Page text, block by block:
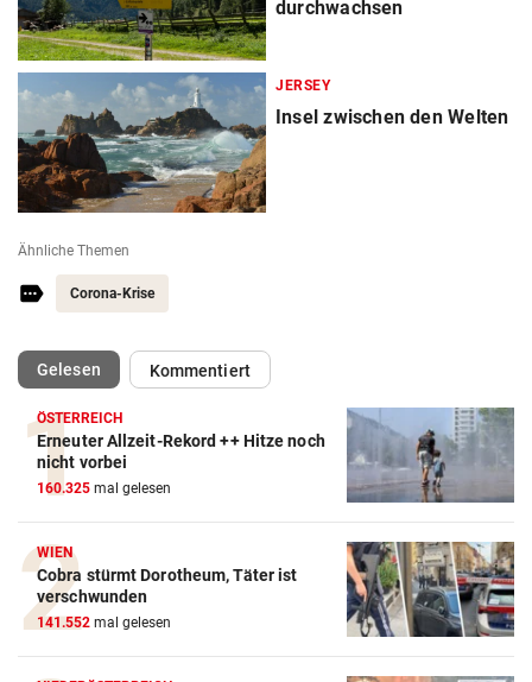
durchwachsen
JERSEY
Insel zwischen den Welten
Ähnliche Themen
Corona-Krise
Gelesen(ausgewählt)Kommentiert
ÖSTERREICH
Erneuter Allzeit-Rekord ++ Hitze noch
nicht vorbei
160.325 mal gelesen
WIEN
Cobra stürmt Dorotheum, Täter ist
verschwunden
141.552 mal gelesen